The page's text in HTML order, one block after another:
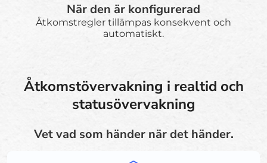
När den är konfigurerad
Åtkomstregler tillämpas konsekvent och
automatiskt.
Åtkomstövervakning i realtid och
statusövervakning
Vet vad som händer när det händer.